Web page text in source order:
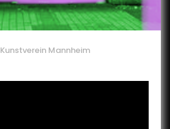
Kunstverein Mannheim